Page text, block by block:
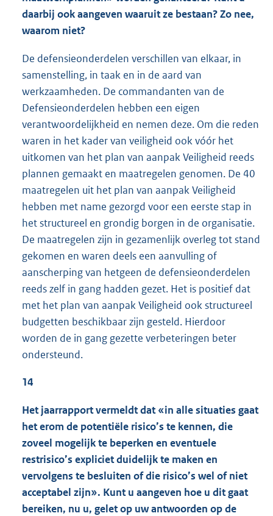
daarbij ook aangeven waaruit ze bestaan? Zo nee,
waarom niet?
De defensieonderdelen verschillen van elkaar, in
samenstelling, in taak en in de aard van
werkzaamheden. De commandanten van de
Defensieonderdelen hebben een eigen
verantwoordelijkheid en nemen deze. Om die reden
waren in het kader van veiligheid ook vóór het
uitkomen van het plan van aanpak Veiligheid reeds
plannen gemaakt en maatregelen genomen. De 40
maatregelen uit het plan van aanpak Veiligheid
hebben met name gezorgd voor een eerste stap in
het structureel en grondig borgen in de organisatie.
De maatregelen zijn in gezamenlijk overleg tot stand
gekomen en waren deels een aanvulling of
aanscherping van hetgeen de defensieonderdelen
reeds zelf in gang hadden gezet. Het is positief dat
met het plan van aanpak Veiligheid ook structureel
budgetten beschikbaar zijn gesteld. Hierdoor
worden de in gang gezette verbeteringen beter
ondersteund.
14
Het jaarrapport vermeldt dat «in alle situaties gaat
het erom de potentiële risico’s te kennen, die
zoveel mogelijk te beperken en eventuele
restrisico’s expliciet duidelijk te maken en
vervolgens te besluiten of die risico’s wel of niet
acceptabel zijn». Kunt u aangeven hoe u dit gaat
bereiken, nu u, gelet op uw antwoorden op de